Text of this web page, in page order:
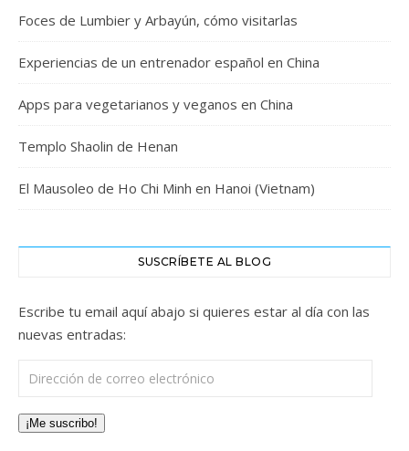
Foces de Lumbier y Arbayún, cómo visitarlas
Experiencias de un entrenador español en China
Apps para vegetarianos y veganos en China
Templo Shaolin de Henan
El Mausoleo de Ho Chi Minh en Hanoi (Vietnam)
SUSCRÍBETE AL BLOG
Escribe tu email aquí abajo si quieres estar al día con las
nuevas entradas:
Dirección de correo electrónico
¡Me suscribo!